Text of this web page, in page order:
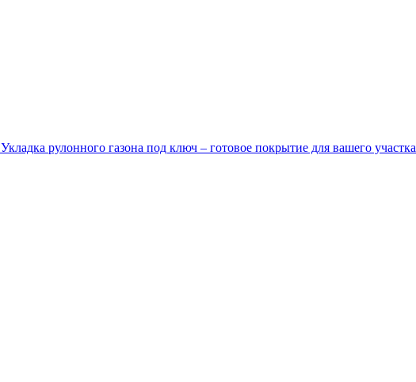
Укладка рулонного газона под ключ – готовое покрытие для вашего участка